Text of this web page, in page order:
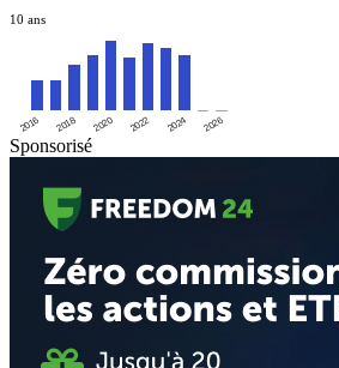
10 ans
2016 2018 2020 2022 2024 2026
Sponsorisé